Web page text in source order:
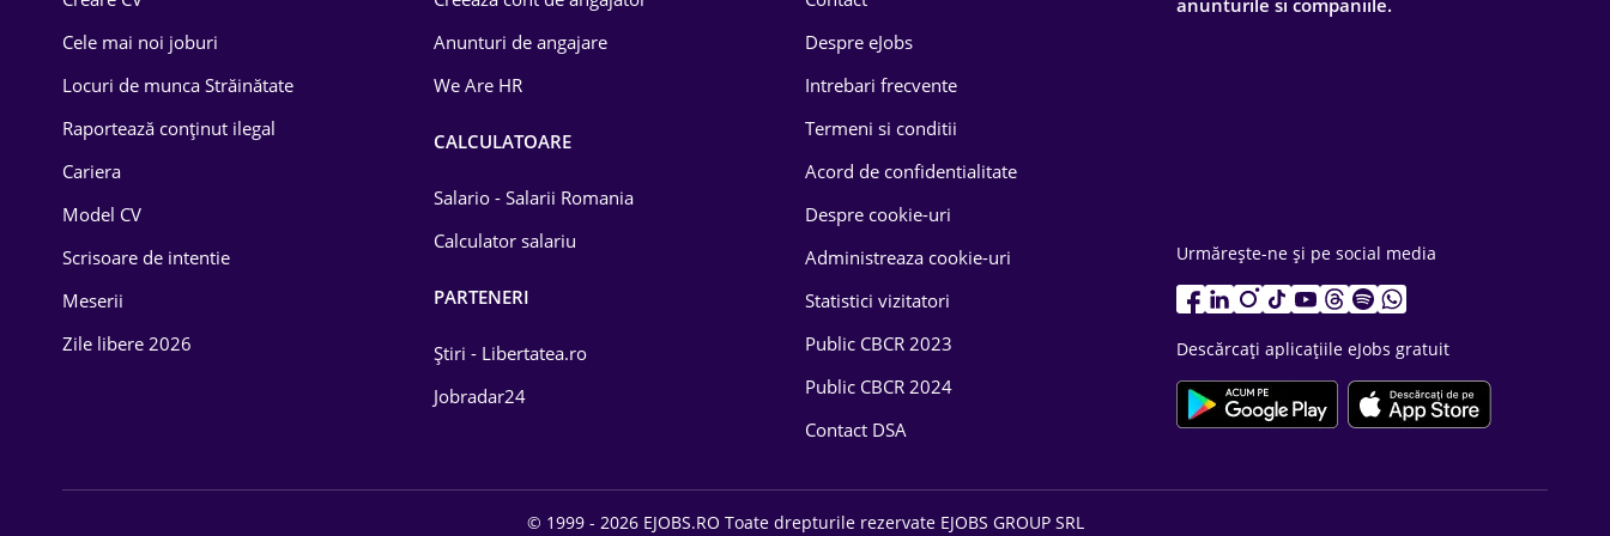
Drept
Educație / Training
Energetică
Farma
Cele mai noi joburi
Locuri de munca Străinătate
Raportează conținut ilegal
Cariera
Model CV
Scrisoare de intentie
Meserii
Zile libere 2026
Anunturi de angajare
We Are HR
CALCULATOARE
Salario - Salarii Romania
Calculator salariu
PARTENERI
Știri - Libertatea.ro
Jobradar24
Despre eJobs
Intrebari frecvente
Termeni si conditii
Acord de confidentialitate
Despre cookie-uri
Administreaza cookie-uri
Statistici vizitatori
Public CBCR 2023
Public CBCR 2024
Contact DSA
anunturile si companiile.
Urmărește-ne și pe social media
Descărcați aplicațiile eJobs gratuit
© 1999 - 2026 EJOBS.RO Toate drepturile rezervate EJOBS GROUP SRL